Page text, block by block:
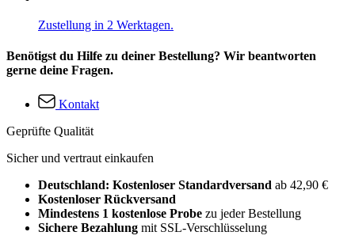
Zustellung in 2 Werktagen.
Benötigst du Hilfe zu deiner Bestellung? Wir beantworten
gerne deine Fragen.
Kontakt
Geprüfte Qualität
Sicher und vertraut einkaufen
Deutschland: Kostenloser Standardversand ab 42,90 €
Kostenloser Rückversand
Mindestens 1 kostenlose Probe zu jeder Bestellung
Sichere Bezahlung mit SSL-Verschlüsselung